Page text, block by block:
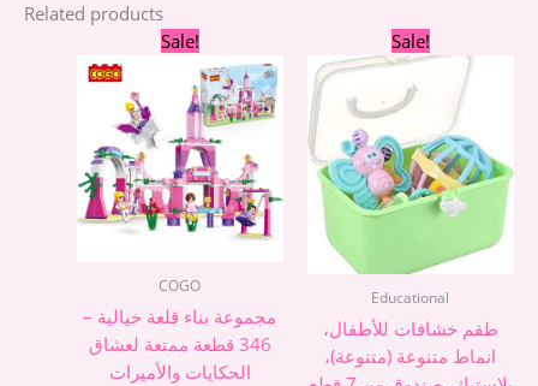
Related products
Sale!
COGO
مجموعة بناء قلعة خيالية –
346 قطعة ممتعة لعشاق
الحكايات والأميرات
Original
price
was:
700,00 EGP.
is:
610,00 EGP.
Sale!
Educational
طقم خشافات للأطفال،
انماط متنوعة (متنوعة)،
Original
price
399,00 EGP.